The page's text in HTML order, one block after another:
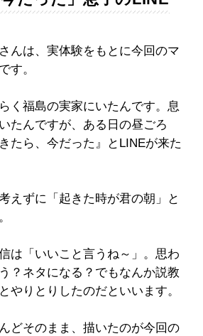
んは、実体験をもとに今回のマ
す。
く福島の実家にいたんです。息
たんですが、ある日の昼ごろ
たら、今だった』とLINEが来た
えずに「起きた時が君の朝」と
は「いいこと言うね～」。思わ
？ネタになる？でもなんか説教
りとりしたのだといいます。
どそのまま、描いたのが今回の